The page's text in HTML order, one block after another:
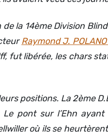
la 14ème Division
Raymond J.
fut libérée, les chars
positions. La 2ème
pont sur l’Ehn
où ils se